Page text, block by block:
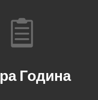
Година